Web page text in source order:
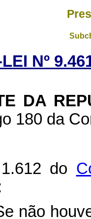
Nº
DA
180 da
do
não